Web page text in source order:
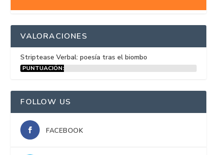
VALORACIONES
Striptease Verbal: poesía tras el biombo
PUNTUACIÓN:
FOLLOW US
FACEBOOK